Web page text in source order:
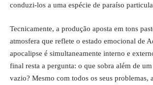
conduzi-los a uma espécie de paraíso
Tecnicamente, a produção aposta em tons
atmosfera que reflete o estado emocional de
apocalipse é simultaneamente interno e
final resta a pergunta: o que sobra além de
vazio? Mesmo com todos os seus problemas,